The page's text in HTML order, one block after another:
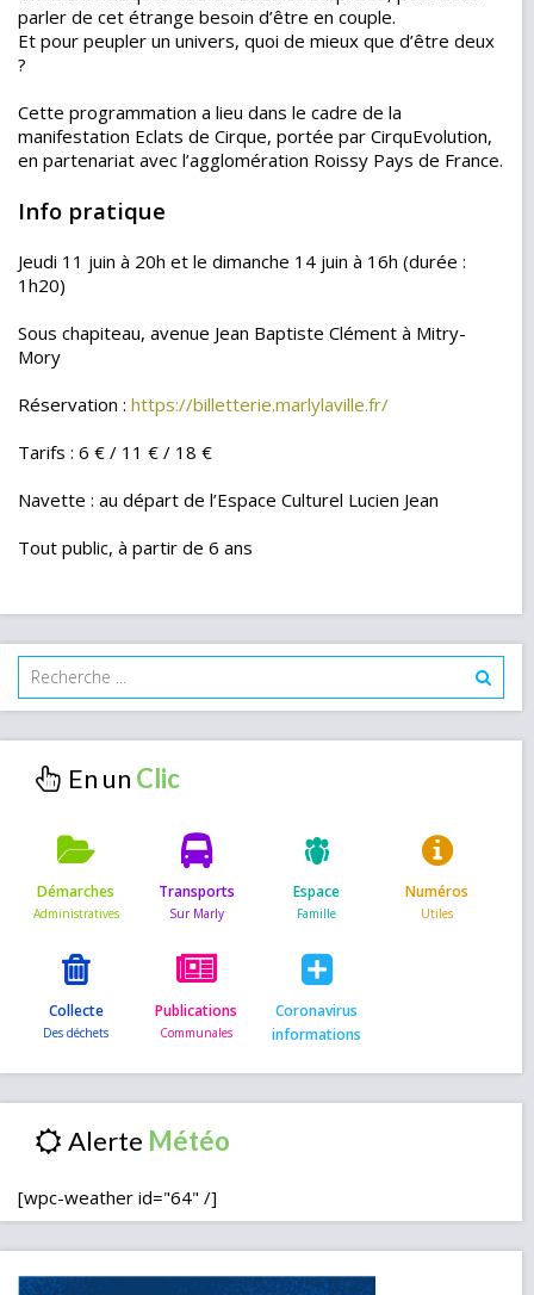
parler de cet étrange besoin d’être en couple.
Et pour peupler un univers, quoi de mieux que d’être deux
?
Cette programmation a lieu dans le cadre de la
manifestation Eclats de Cirque, portée par CirquEvolution,
en partenariat avec l’agglomération Roissy Pays de France.
Info pratique
Jeudi 11 juin à 20h et le dimanche 14 juin à 16h (durée :
1h20)
Sous chapiteau, avenue Jean Baptiste Clément à Mitry-
Mory
Réservation : https://billetterie.marlylaville.fr/
Tarifs : 6 € / 11 € / 18 €
Navette : au départ de l’Espace Culturel Lucien Jean
Tout public, à partir de 6 ans
En un
Démarches Transports Espace Numéros
Collecte Publications
Coronavirus
informations
Alerte
[wpc-weather id="64" /]